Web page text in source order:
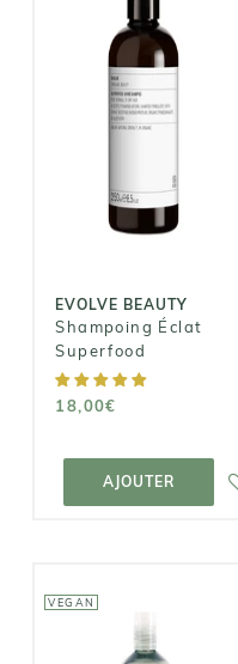
EVOLVE BEAUTY
Shampoing Éclat
Superfood
18,00€
AJOUTER
EVOLVE
BEAUTY
Éclat
Superfood
AJOUTER AU
PANIER
VEGAN